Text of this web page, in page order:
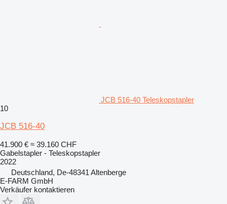
JCB 516-40 Teleskopstapler
10
JCB 516-40
41.900 € ≈ 39.160 CHF
Gabelstapler - Teleskopstapler
2022
Deutschland, De-48341 Altenberge
E-FARM GmbH
Verkäufer kontaktieren